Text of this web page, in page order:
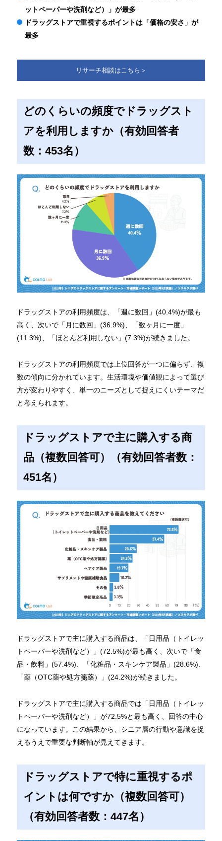
ットペーパーや洗剤など）」が最多
ドラッグストアで重視するポイントは「価格の安さ」が
最多
リサーチ相談はこちら＞
どのくらいの頻度でドラッグスト
アを利用しますか（有効回答者
数：453名）
ドラッグストアの利用頻度は、「週に数回」(40.4%)が最も
高く、次いで「月に数回」(36.9%)、「数ヶ月に一度」
(11.3%)、「ほとんど利用しない」(7.3%)が続きました。
ドラッグストアの利用頻度では上位回答が一つに偏らず、複
数の傾向に分かれています。生活環境や価値観によって選び
方が変わりやすく、単一のニーズとして捉えにくいテーマだ
と考えられます。
ドラッグストアで主に購入する商
品（複数回答可）（有効回答者数：
451名）
ドラッグストアで主に購入する商品は、「日用品（トイレッ
トペーパーや洗剤など）」(72.5%)が最も高く、次いで「食
品・飲料」(57.4%)、「化粧品・スキンケア製品」(28.6%)、
「薬（OTC薬や処方箋薬）」(24.2%)が続きました。
ドラッグストアで主に購入する商品では「日用品（トイレッ
トペーパーや洗剤など）」が72.5%と最も高く、回答の中心
になっています。この結果から、シニア層の行動や意識を捉
えるうえで重要な判断軸が見えてきます。
ドラッグストアで特に重視するポ
イントは何ですか（複数回答可）
（有効回答者数：447名）